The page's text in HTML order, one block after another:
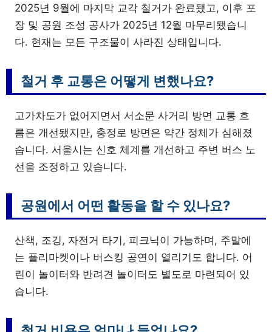
2025년 9월에 마지막 교각 철거가 완료됐고, 이후 포
장 및 공원 조성 공사가 2025년 12월 마무리됐습니
다. 현재는 모든 구조물이 사라진 상태입니다.
철거 후 교통은 어떻게 변했나요?
고가차도가 없어지면서 서소문 사거리 방면 교통 흐
름은 개선됐지만, 충정로 방면은 약간 정체가 심해졌
습니다. 서울시는 신호 체계를 개선하고 주변 버스 노
선을 조정하고 있습니다.
공원에서 어떤 활동을 할 수 있나요?
산책, 조깅, 자전거 타기, 피크닉이 가능하며, 주말에
는 플리마켓이나 버스킹 공연이 열리기도 합니다. 어
린이 놀이터와 반려견 놀이터도 별도로 마련되어 있
습니다.